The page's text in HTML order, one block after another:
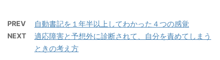
PREV 自動書記を１年半以上してわかった４つの感覚
NEXT
適応障害と予想外に診断されて、自分を責めてしまう
ときの考え方